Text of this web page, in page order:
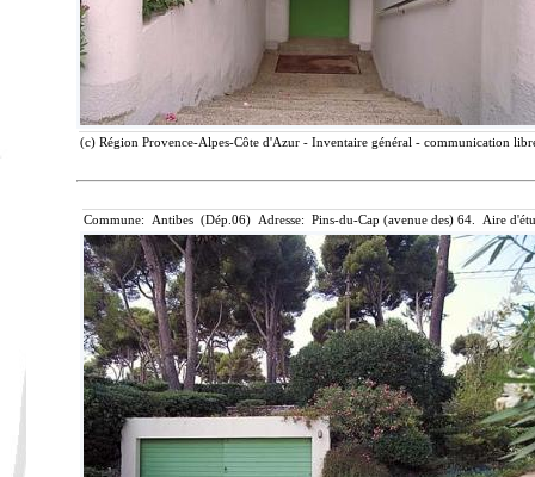
(c) Région Provence-Alpes-Côte d'Azur - Inventaire général - communication
Commune: Antibes (Dép.06) Adresse: Pins-du-Cap (avenue des) 64. Aire